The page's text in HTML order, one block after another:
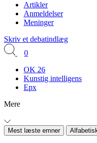
Artikler
Anmeldelser
Meninger
Skriv et debatindlæg
0
OK 26
Kunstig intelligens
Epx
Mere
Mest læste emner